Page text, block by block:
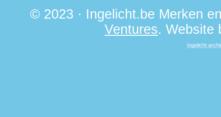
© 2023 · Ingelicht.be Merken
Ventures. Website
Ingelicht